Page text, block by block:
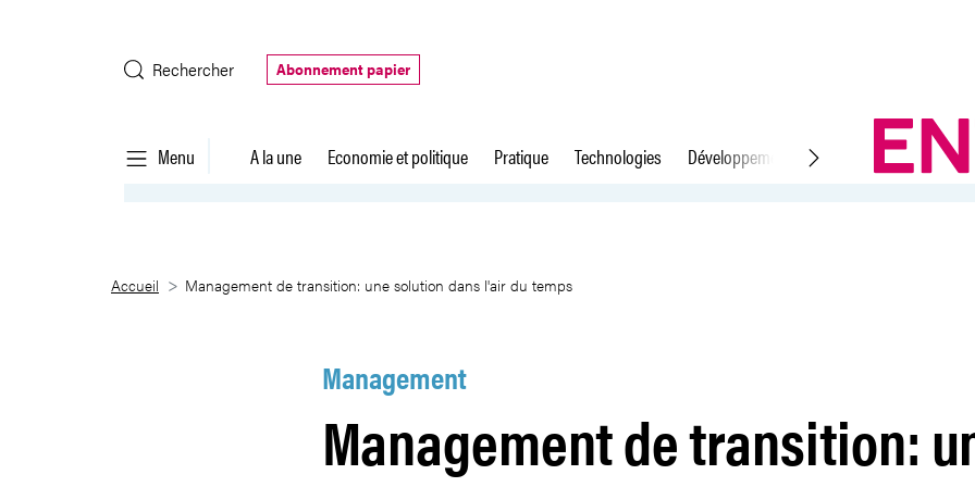
Rechercher
Abonnement papier
Menu A la une Economie et politique Pratique Technologies Développement durable Droit du travail
Management de transition: une solution dans l&#39;air du temps
Accueil Management de transition: une solution dans l'air du temps
Management
Management de transition: